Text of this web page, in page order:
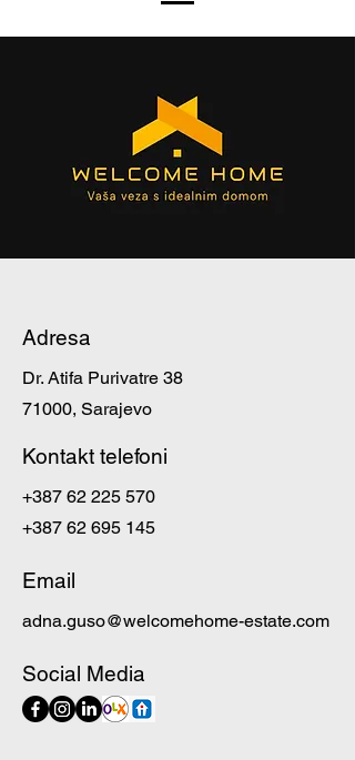
Adresa
Dr. Atifa Purivatre 38
71000, Sarajevo
Kontakt telefoni
+387 62 225 570
+387 62 695 145
Email
adna.guso@welcomehome-estate.com
Social Media